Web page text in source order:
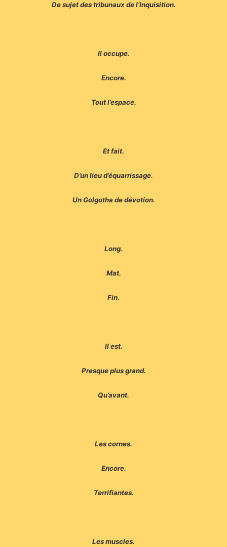
De sujet des tribunaux de l’Inquisition.
Il occupe.
Encore.
Tout l’espace.
Et fait.
D’un lieu d’équarrissage.
Un Golgotha de dévotion.
Long.
Mat.
Fin.
Il est.
Presque plus grand.
Qu’avant.
Les cornes.
Encore.
Terrifiantes.
Les muscles.